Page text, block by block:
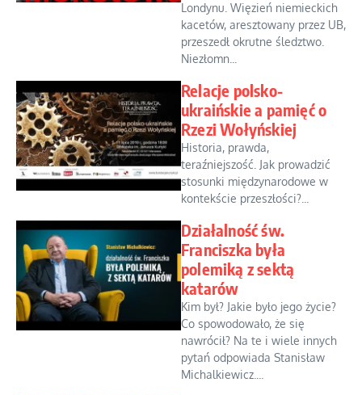
Londynu. Więzień niemieckich
kacetów, aresztowany przez UB,
przeszedł okrutne śledztwo.
Niezłomn...
Relacje polsko-
ukraińskie a pamięć o
Rzezi Wołyńskiej
Historia, prawda,
teraźniejszość. Jak prowadzić
stosunki międzynarodowe w
kontekście przeszłości?...
Działalność św.
Franciszka była
polemiką z sektą
katarów
Kim był? Jakie było jego życie?
Co spowodowało, że się
nawrócił? Na te i wiele innych
pytań odpowiada Stanisław
Michalkiewicz....